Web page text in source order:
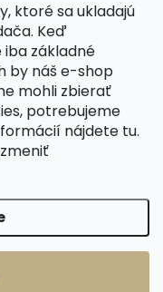
ktoré sa ukladajú
Keď
základné
by náš e-shop
mohli zbierať
potrebujeme
nájdete tu.
práva vyhradené.